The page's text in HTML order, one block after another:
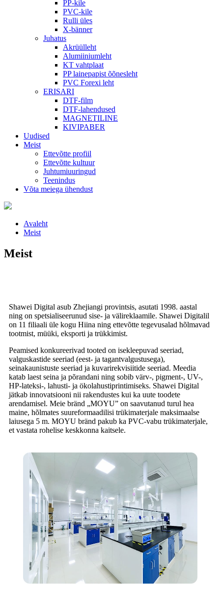
PP-kile
PVC-kile
Rulli üles
X-bänner
Juhatus
Akrüülleht
Alumiiniumleht
KT vahtplaat
PP lainepapist õõnesleht
PVC Forexi leht
ERISARI
DTF-film
DTF-lahendused
MAGNETILINE
KIVIPABER
Uudised
Meist
Ettevõtte profiil
Ettevõtte kultuur
Juhtumiuuringud
Teenindus
Võta meiega ühendust
Avaleht
Meist
Meist
Shawei Digital asub Zhejiangi provintsis, asutati 1998. aastal
ning on spetsialiseerunud sise- ja välireklaamile. Shawei Digitalil
on 11 filiaali üle kogu Hiina ning ettevõtte tegevusalad hõlmavad
tootmist, müüki, eksporti ja trükkimist.
Peamised konkureerivad tooted on isekleepuvad seeriad,
valguskastide seeriad (eest- ja tagantvalgustusega),
seinakaunistuste seeriad ja kuvarirekvisiitide seeriad. Meedia
katab laest seina ja põrandani ning sobib värv-, pigment-, UV-,
HP-lateksi-, lahusti- ja ökolahustiprintimiseks. Shawei Digital
jätkab innovatsiooni nii rakendustes kui ka uute toodete
arendamisel. Meie bränd „MOYU” on saavutanud turul hea
maine, hõlmates suureformaadilisi trükimaterjale maksimaalse
laiusega 5 m. MOYU bränd pakub ka PVC-vabu trükimaterjale,
et vastata rohelise keskkonna kaitsele.